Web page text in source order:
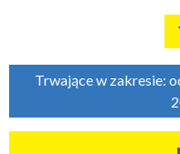
Szukana fraza
Trwające w zakresie: